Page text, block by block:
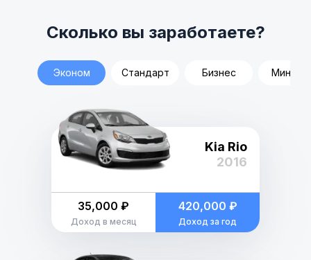
Сколько вы заработаете?
Эконом Стандарт Бизнес
Kia Rio
2016
35,000 ₽
Доход в месяц
420,000 ₽
Доход за год